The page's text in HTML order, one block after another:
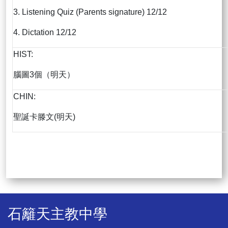
3. Listening Quiz (Parents signature) 12/12
4. Dictation 12/12
HIST:
腦圖3個（明天）
CHIN:
聖誕卡滕文(明天)
石籬天主教中學